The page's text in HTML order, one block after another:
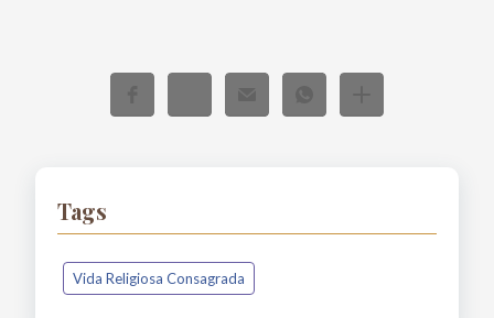
Tags
Vida Religiosa Consagrada